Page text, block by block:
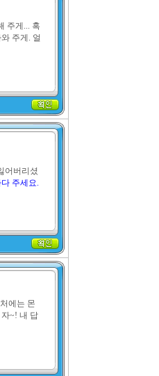
주게... 혹
주게. 얼
어버리셨
주세요.
에는 몬
~! 내 답